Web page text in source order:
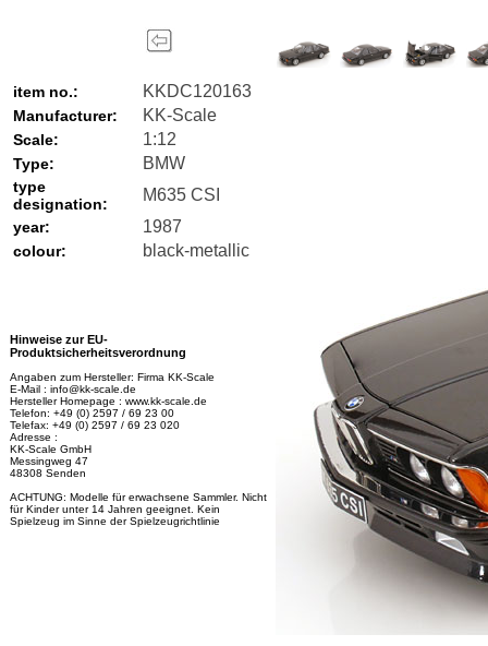
item no.: KKDC120163
Manufacturer: KK-Scale
Scale: 1:12
Type: BMW
type
designation:
M635 CSI
year: 1987
colour: black-metallic
Hinweise zur EU-
Produktsicherheitsverordnung
Angaben zum Hersteller: Firma KK-Scale
E-Mail : info@kk-scale.de
Hersteller Homepage : www.kk-scale.de
Telefon: +49 (0) 2597 / 69 23 00
Telefax: +49 (0) 2597 / 69 23 020
Adresse :
KK-Scale GmbH
Messingweg 47
48308 Senden
ACHTUNG: Modelle für erwachsene Sammler. Nicht
für Kinder unter 14 Jahren geeignet. Kein
Spielzeug im Sinne der Spielzeugrichtlinie